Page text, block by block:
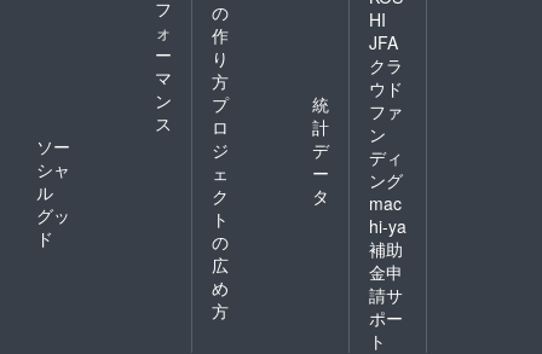
フ
ォ
ー
マ
ン
ス
ソー
シャ
ル
グッ
ド
の
作
り
方
プ
ロ
ジ
ェ
ク
ト
の
広
め
方
統
計
デ
ー
タ
HI
JFA
クラ
ウド
ファ
ン
ディ
ング
mac
hi-ya
補助
金申
請サ
ポー
ト